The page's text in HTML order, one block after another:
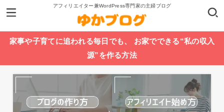
アフィリエイター兼WordPress専門家の主婦ブログ
家事や子育てに追われる毎日でも、 お家でできる“私の収入
源”を作る方法